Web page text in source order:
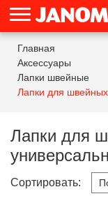
Главная
Аксессуары
Лапки швейные
Лапки для
Лапки для
Сортировать: